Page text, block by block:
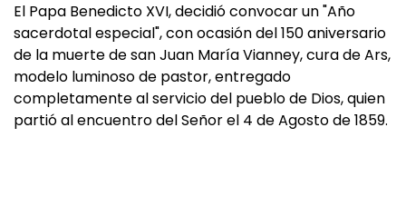
El Papa Benedicto XVI, decidió convocar un "Año
sacerdotal especial", con ocasión del 150 aniversario
de la muerte de san Juan María Vianney, cura de Ars,
modelo luminoso de pastor, entregado
completamente al servicio del pueblo de Dios, quien
partió al encuentro del Señor el 4 de Agosto de 1859.